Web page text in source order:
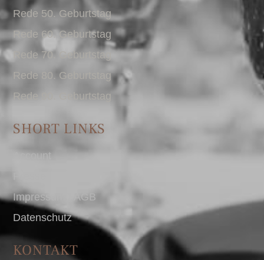
Rede 50. Geburtstag
Rede 60. Geburtstag
Rede 70. Geburtstag
Rede 80. Geburtstag
Rede 90. Geburtstag
SHORT LINKS
Account
Impressum I AGB
Datenschutz
KONTAKT